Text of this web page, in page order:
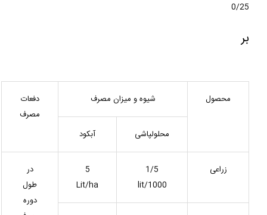
0/25
بر
محصول شیوه و میزان مصرف
دفعات
مصرف
محلولپاشی
آبکود
زراعی
1/5
lit/1000
5
Lit/ha
در
طول
دوره